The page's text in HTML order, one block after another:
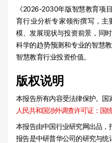
《2026-2030年版智慧教育项
育行业分析专家领衔撰写，主
模、发展现状与投资前景，同
科学的趋势预测和专业的智慧
智慧教育行业投资价值。
版权说明
本报告所有内容受法律保护。国
人民共和国涉外调查许可证：国
本报告由中国行业研究网出品
报告是中研普华公司的研究与